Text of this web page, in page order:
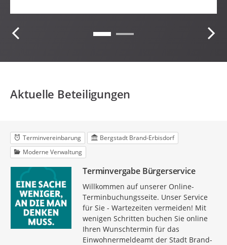
Aktuelle Beteiligungen
Terminvereinbarung
Bergstadt Brand-Erbisdorf
Moderne Verwaltung
Terminvergabe Bürgerservice
Willkommen auf unserer Online-
Terminbuchungsseite. Unser Service
für Sie - Wartezeiten vermeiden! Mit
wenigen Schritten buchen Sie online
Ihren Wunschtermin für das
Einwohnermeldeamt der Stadt Brand-